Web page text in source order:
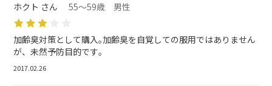
ホクト さん 55～59歳 男性
加齢臭対策として購入｡加齢臭を自覚しての服用ではありません
が、未然予防目的です｡
2017.02.26